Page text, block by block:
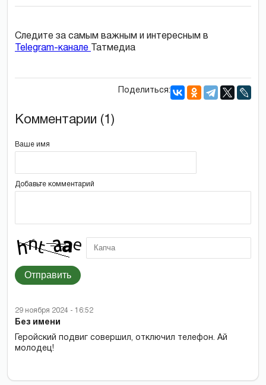
Следите за самым важным и интересным в
Telegram-канале
Татмедиа
Поделиться:
Комментарии (1)
Ваше имя
Добавьте комментарий
Отправить
29 ноября 2024 - 16:52
Без имени
Геройский подвиг совершил, отключил телефон. Ай
молодец!